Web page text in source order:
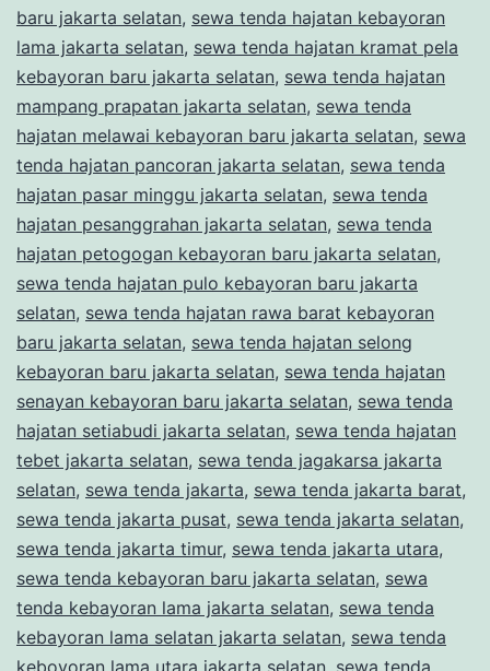
baru jakarta selatan, sewa tenda hajatan kebayoran
lama jakarta selatan, sewa tenda hajatan kramat pela
kebayoran baru jakarta selatan, sewa tenda hajatan
mampang prapatan jakarta selatan, sewa tenda
hajatan melawai kebayoran baru jakarta selatan, sewa
tenda hajatan pancoran jakarta selatan, sewa tenda
hajatan pasar minggu jakarta selatan, sewa tenda
hajatan pesanggrahan jakarta selatan, sewa tenda
hajatan petogogan kebayoran baru jakarta selatan,
sewa tenda hajatan pulo kebayoran baru jakarta
selatan, sewa tenda hajatan rawa barat kebayoran
baru jakarta selatan, sewa tenda hajatan selong
kebayoran baru jakarta selatan, sewa tenda hajatan
senayan kebayoran baru jakarta selatan, sewa tenda
hajatan setiabudi jakarta selatan, sewa tenda hajatan
tebet jakarta selatan, sewa tenda jagakarsa jakarta
selatan, sewa tenda jakarta, sewa tenda jakarta barat,
sewa tenda jakarta pusat, sewa tenda jakarta selatan,
sewa tenda jakarta timur, sewa tenda jakarta utara,
sewa tenda kebayoran baru jakarta selatan, sewa
tenda kebayoran lama jakarta selatan, sewa tenda
kebayoran lama selatan jakarta selatan, sewa tenda
keboyoran lama utara jakarta selatan sewa tenda